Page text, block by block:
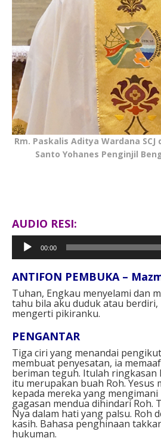
Rm. Paskalis Aditya Wardana
Santo Yohanes Penginjil
AUDIO RESI:
Pemutar
Audio
00:00
ANTIFON PEMBUKA –
Tuhan, Engkau menyelami dan
tahu bila aku duduk atau berdiri,
mengerti pikiranku.
PENGANTAR
Tiga ciri yang menandai
membuat penyesatan, ia
beriman teguh. Itulah ringkasan
itu merupakan buah Roh. Yesus
kepada mereka yang mengimani
gagasan mendua dihindari Roh.
Nya dalam hati yang palsu. Roh
kasih. Bahasa penghinaan
hukuman.